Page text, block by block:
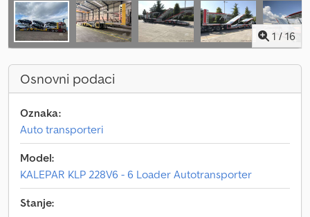
1 / 16
Osnovni podaci
Oznaka:
Auto transporteri
Model:
KALEPAR KLP 228V6 - 6 Loader Autotransporter
Stanje: